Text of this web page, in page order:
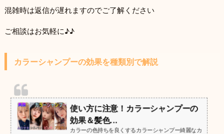
混雑時は返信が遅れますのでご了解ください
ご相談はお気軽に♪♪
カラーシャンプーの効果を種類別で解説
使い方に注意！カラーシャンプーの
効果＆髪色...
カラーの色持ちを良くするカラーシャンプー綺麗なカ